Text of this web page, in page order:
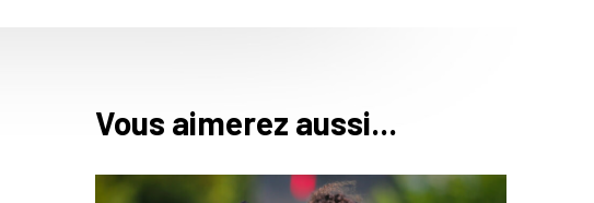
Vous aimerez aussi...